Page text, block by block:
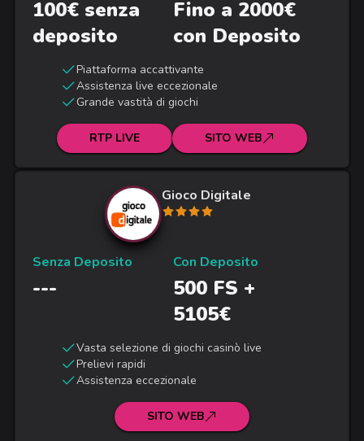
100€ senza
deposito
Fino a 2000€
con Deposito
Piattaforma accattivante
Assistenza live eccezionale
Grande vastità di giochi
RTP LIVE SITO WEB
Gioco Digitale
Senza Deposito
---
Con Deposito
500 FS +
5105€
Vasta selezione di giochi casinò live
Prelievi rapidi
Assistenza eccezionale
SITO WEB